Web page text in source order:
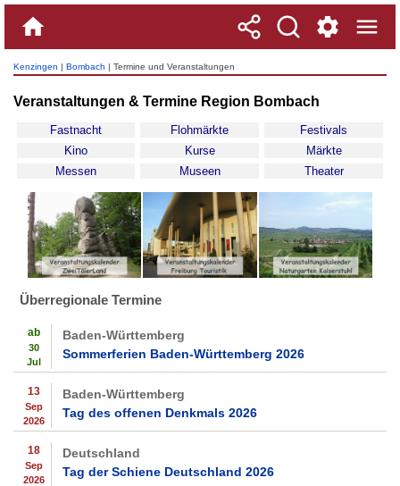
Kenzingen | Bombach | Termine und Veranstaltungen
Veranstaltungen & Termine Region Bombach
Fastnacht Flohmärkte
Festivals
Kino
Kurse
Märkte
Messen
Museen Theater
Überregionale Termine
ab
30
Jul
Baden-Württemberg
Sommerferien Baden-Württemberg 2026
13
Sep
2026
Baden-Württemberg
Tag des offenen Denkmals 2026
18
Sep
2026
Deutschland
Tag der Schiene Deutschland 2026